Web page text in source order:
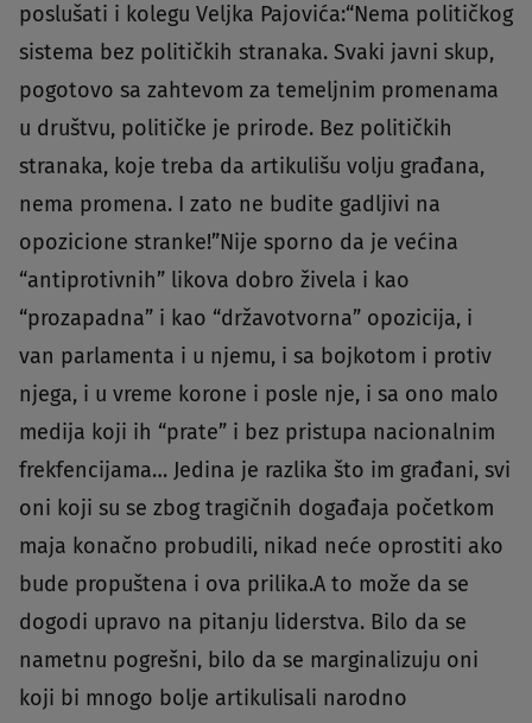
poslušati i kolegu Veljka Pajovića:“Nema političkog
sistema bez političkih stranaka. Svaki javni skup,
pogotovo sa zahtevom za temeljnim promenama
u društvu, političke je prirode. Bez političkih
stranaka, koje treba da artikulišu volju građana,
nema promena. I zato ne budite gadljivi na
opozicione stranke!”Nije sporno da je većina
“antiprotivnih” likova dobro živela i kao
“prozapadna” i kao “državotvorna” opozicija, i
van parlamenta i u njemu, i sa bojkotom i protiv
njega, i u vreme korone i posle nje, i sa ono malo
medija koji ih “prate” i bez pristupa nacionalnim
frekfencijama… Jedina je razlika što im građani, svi
oni koji su se zbog tragičnih događaja početkom
maja konačno probudili, nikad neće oprostiti ako
bude propuštena i ova prilika.A to može da se
dogodi upravo na pitanju liderstva. Bilo da se
nametnu pogrešni, bilo da se marginalizuju oni
koji bi mnogo bolje artikulisali narodno